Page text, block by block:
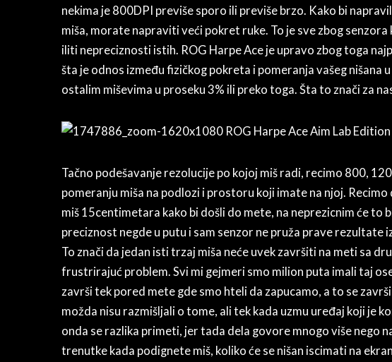
nekima je 800DPI previše sporo ili previše brzo. Kako bi
miša, morate napraviti veći pokret ruke. To je sve zbog
iliti nepreciznosti istih. ROG Harpe Ace je upravo zbog toga
šta je odnos između fizičkog pokreta i pomeranja vašeg nišana
ostalim miševima u proseku 3% ili preko toga. Šta to znači za
Tačno podešavanje rezolucije po kojoj miš radi, recimo 800,
pomeranju miša na podlozi i prostoru koji imate na njoj.
miš 15centimetara kako bi došli do mete, na neprezicnim će to
preciznost negde u putu i sam senzor ne pruža prave rezultate
To znači da jedan isti trzaj miša neće uvek završiti na meti sa
frustrirajuć problem. Svi mi gejmeri smo milion puta imali taj
završi tek pored mete gde smo hteli da zapucamo, a to se
možda nisu razmišljali o tome, ali tek kada uzmu uređaj koji je
onda se razlika primeti, jer tada dela govore mnogo više nego
trenutke kada podignete miš, koliko će se nišan iscimati na